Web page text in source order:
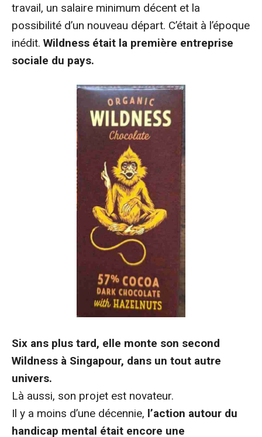
travail, un salaire minimum décent et la
possibilité d’un nouveau départ. C’était à l’époque
inédit. Wildness était la première entreprise
sociale du pays.
Six ans plus tard, elle monte son second
Wildness à Singapour, dans un tout autre
univers.
Là aussi, son projet est novateur.
Il y a moins d’une décennie, l’action autour du
handicap mental était encore une